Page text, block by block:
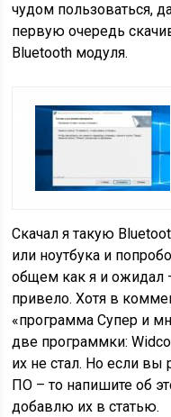
чудом пользоваться,
первую очередь
Bluetooth модуля.
Скачал я такую
или ноутбука и
общем как я и ожидал
привело. Хотя в
«программа Супер и
две программки:
их не стал. Но если
ПО – то напишите об
добавлю их в статью.